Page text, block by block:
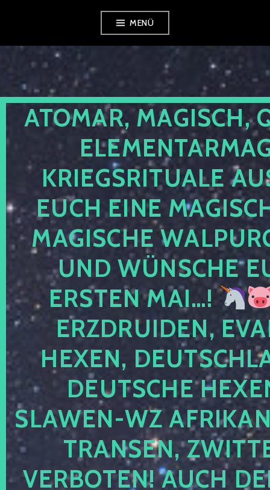
springen
MENÜ
ATOMAR, MAGISCH,
KRIEGSRITUALE
EUCH EINE
MAGISCHE
UND WÜNSCHE
ERSTEN MAI…!
ERZDRUIDEN,
HEXEN,
DEUTSCHE
SLAWEN-WZ
TRANSEN,
VERBOTEN! AUCH